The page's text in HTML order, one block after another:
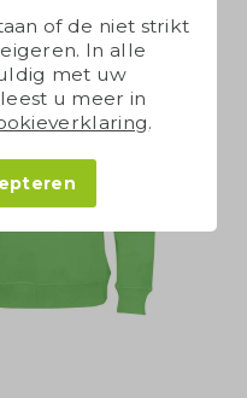
of de niet strikt
In alle
met uw
u meer in
.